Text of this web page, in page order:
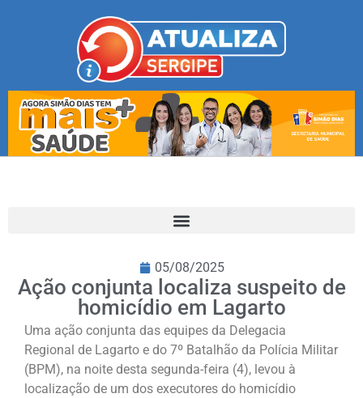
05/08/2025
Ação conjunta localiza suspeito de
homicídio em Lagarto
Uma ação conjunta das equipes da Delegacia
Regional de Lagarto e do 7º Batalhão da Polícia Militar
(BPM), na noite desta segunda-feira (4), levou à
localização de um dos executores do homicídio